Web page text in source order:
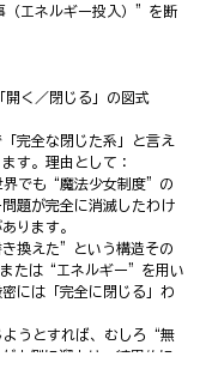
エネルギー投入）”を断
く／閉じる」の図式
完全な閉じた系」と言え
す。理由として：
でも“魔法少女制度”の
題が完全に消滅したわけ
ります。
換えた”という構造その
たは“エネルギー”を用い
には「完全に閉じる」わ
うとすれば、むしろ“無
内側に溜まり、結果的に